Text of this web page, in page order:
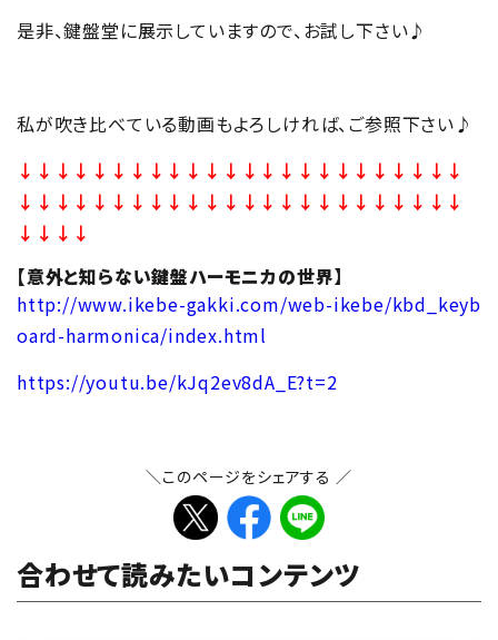
是非、鍵盤堂に展示していますので、お試し下さい♪
私が吹き比べている動画もよろしければ、ご参照下さい♪
↓↓↓↓↓↓↓↓↓↓↓↓↓↓↓↓↓↓↓↓↓↓↓↓
↓↓↓↓↓↓↓↓↓↓↓↓↓↓↓↓↓↓↓↓↓↓↓↓
↓↓↓↓
【意外と知らない鍵盤ハーモニカの世界】
http://www.ikebe-gakki.com/web-ikebe/kbd_keyb
oard-harmonica/index.html
https://youtu.be/kJq2ev8dA_E?t=2
＼このページをシェアする ／
合わせて読みたいコンテンツ